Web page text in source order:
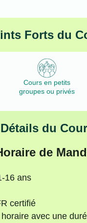
Forts du
Cours en petits
groupes ou privés
Détails du
de
16 ans
certifié
avec une